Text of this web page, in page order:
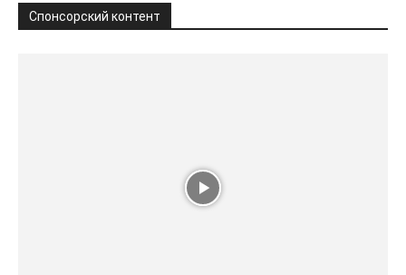
Спонсорский контент